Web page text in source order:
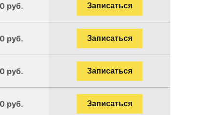
руб. Записаться
руб. Записаться
руб. Записаться
руб. Записаться